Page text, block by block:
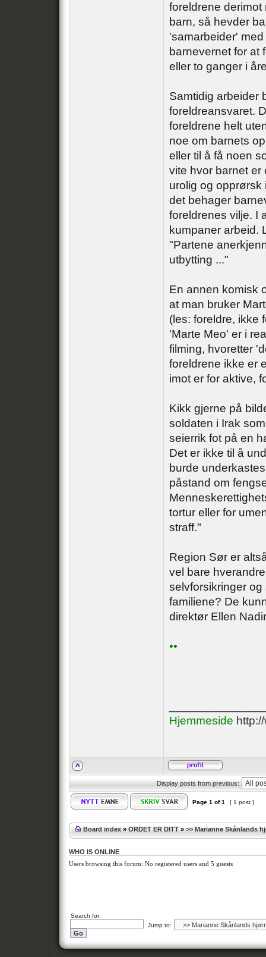
foreldrene
barn, så hevder
'samarbeider'
barnevernet for at
eller to ganger i
Samtidig arbeider
foreldreansvaret.
foreldrene helt
noe om barnets
eller til å få noen
vite hvor barnet
urolig og opprørsk
det behager
foreldrenes vilje. I
kumpaner arbeid.
"Partene
utbytting ..."
En annen komisk
at man bruker
(les: foreldre, ikke
'Marte Meo' er i
filming, hvoretter
foreldrene ikke er
imot er for aktive,
Kikk gjerne på
soldaten i Irak
seierrik fot på en
Det er ikke til å
burde
påstand om
tortur eller for
straff."
Region Sør er
vel bare
selvforsikringer
familiene? De
direktør Ellen
••
Hjemmeside
Display posts from previous:
Page 1 of1 [ 1 post ]
Board index » ORDET ER DITT » >> Marianne Skånlands
WHO IS ONLINE
Users browsing this forum: No registered users and 5 guests
Search for:
Jump to: